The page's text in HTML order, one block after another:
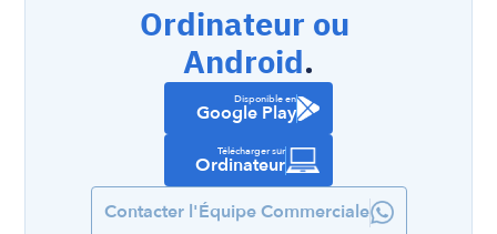
Ordinateur ou
Android.
Disponible en
Google Play
Télécharger sur
Ordinateur
Contacter l'Équipe Commerciale